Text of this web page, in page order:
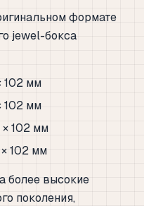
формате
jewel-бокса
102 мм
102 мм
102 мм
102 мм
более высокие
поколения,